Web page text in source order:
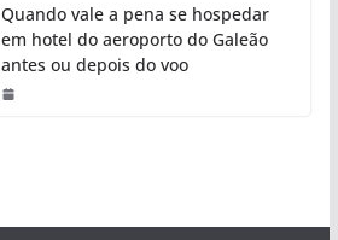
Quando vale a pena se hospedar
em hotel do aeroporto do Galeão
antes ou depois do voo